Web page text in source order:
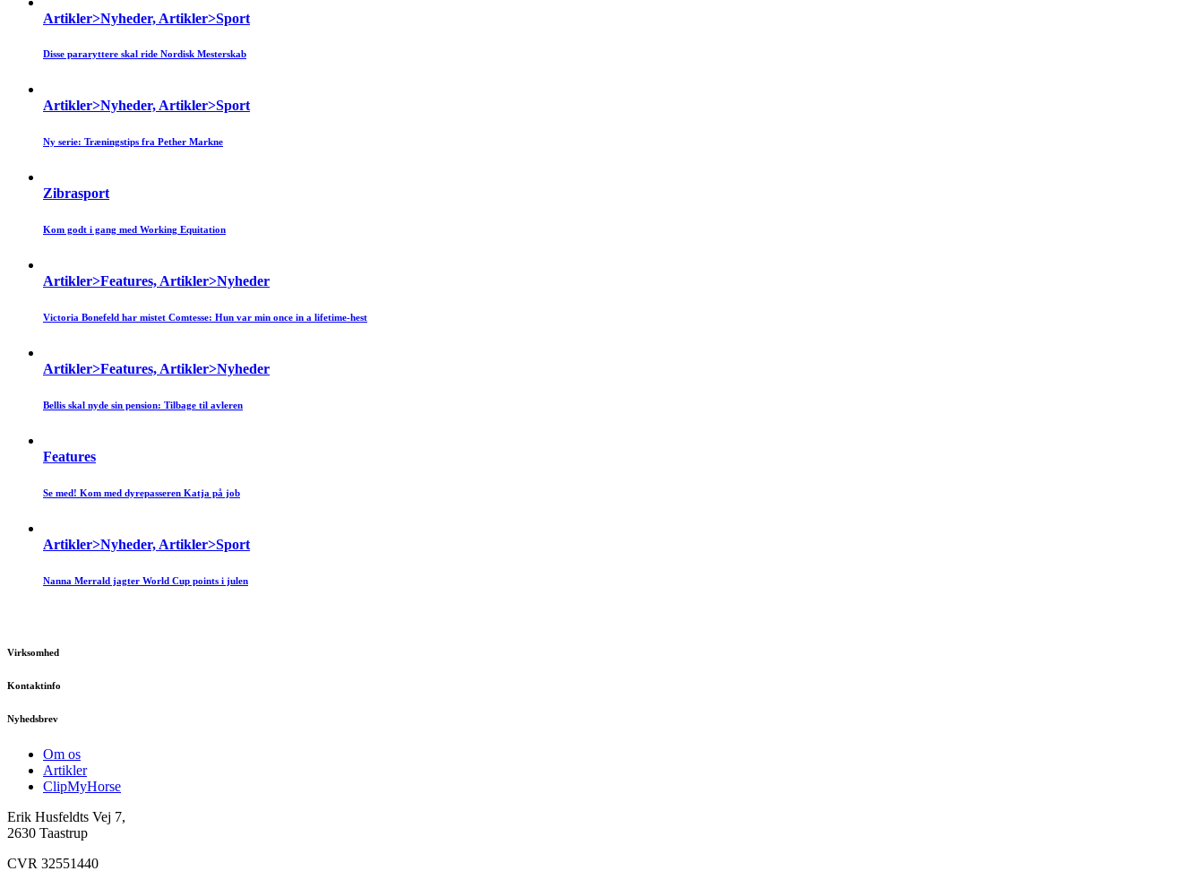
Artikler>Nyheder, Artikler>Sport
Disse pararyttere skal ride Nordisk Mesterskab
Artikler>Nyheder, Artikler>Sport
Ny serie: Træningstips fra Pether Markne
Zibrasport
Kom godt i gang med Working Equitation
Artikler>Features, Artikler>Nyheder
Victoria Bonefeld har mistet Comtesse: Hun var min once in a lifetime-hest
Artikler>Features, Artikler>Nyheder
Bellis skal nyde sin pension: Tilbage til avleren
Features
Se med! Kom med dyrepasseren Katja på job
Artikler>Nyheder, Artikler>Sport
Nanna Merrald jagter World Cup points i julen
Virksomhed
Kontaktinfo
Nyhedsbrev
Om os
Artikler
ClipMyHorse
Erik Husfeldts Vej 7,
2630 Taastrup
CVR 32551440